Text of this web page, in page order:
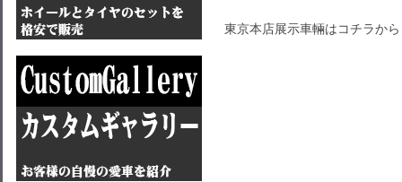
東京本店展示車輛はコチラか